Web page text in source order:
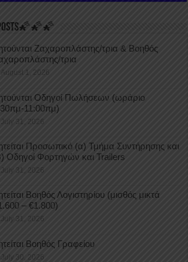
Ζαχαροπλάστης/τρια & Βοηθός
τρια
August 1, 2026
Οδηγοί Πωλήσεων (ωράριο
11:00πμ)
July 31, 2026
Προσωπικό (α) Τμήμα Συντήρησης και
Οδηγοί Φορτηγών και Trailers
July 31, 2026
Βοηθός Λογιστηρίου (μισθός μικτά
– €1.800)
July 31, 2026
Βοηθός Γραφείου
July 30, 2026